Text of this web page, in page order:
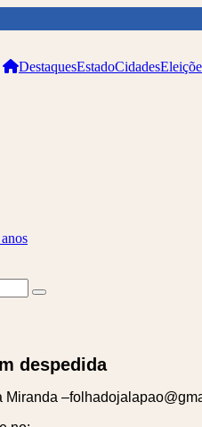
DestaquesEstadoCidades
despedida
Miranda